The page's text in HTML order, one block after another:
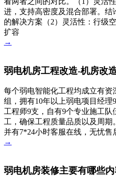
进，支持高密度及混合部署。
的解决方案（2）灵活性：行级
扩容
→
弱电机房工程改造-机房改
每个弱电智能化工程均成立有
组，拥有10年以上弱电项目经理
工程师9支，自有9个专业施工
工，确保工程质量品质以及周期
并有7*24小时客服在线，无忧售
→
弱电机房装修主要有哪些内